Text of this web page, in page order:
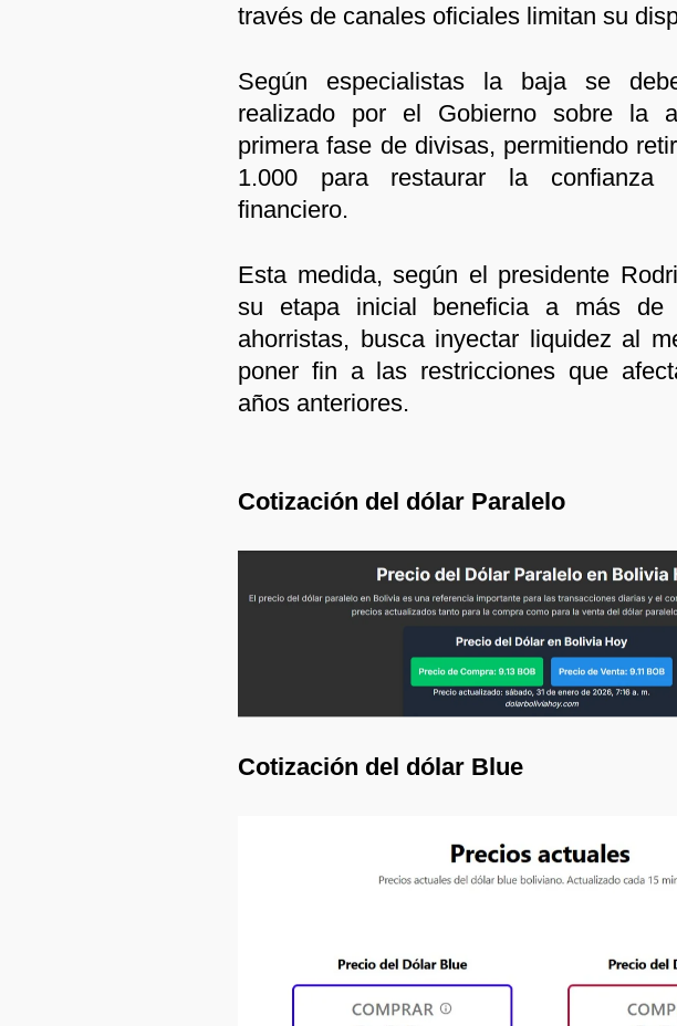
través de canales oficiales limitan su
Según especialistas la baja se
realizado por el Gobierno sobre la
primera fase de divisas, permitiendo
1.000 para restaurar la
financiero.
Esta medida, según el presidente
su etapa inicial beneficia a más de
ahorristas, busca inyectar liquidez al
poner fin a las restricciones que
años anteriores.
Cotización del dólar Paralelo
Cotización del dólar Blue